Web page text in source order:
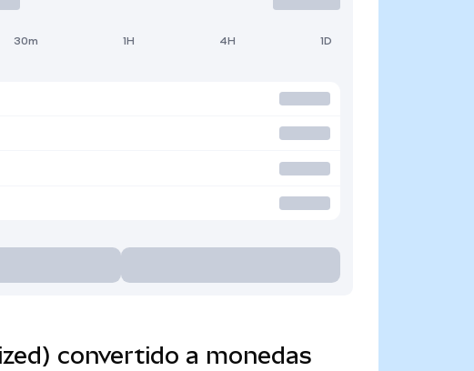
30m 1H 4H 1D
convertido a monedas